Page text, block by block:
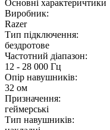
Основні характеричтики
Виробник:
Razer
Тип підключення:
бездротове
Частотний діапазон:
12 - 28 000 Гц
Опір навушників:
32 ом
Призначення:
геймерські
Тип навушників: